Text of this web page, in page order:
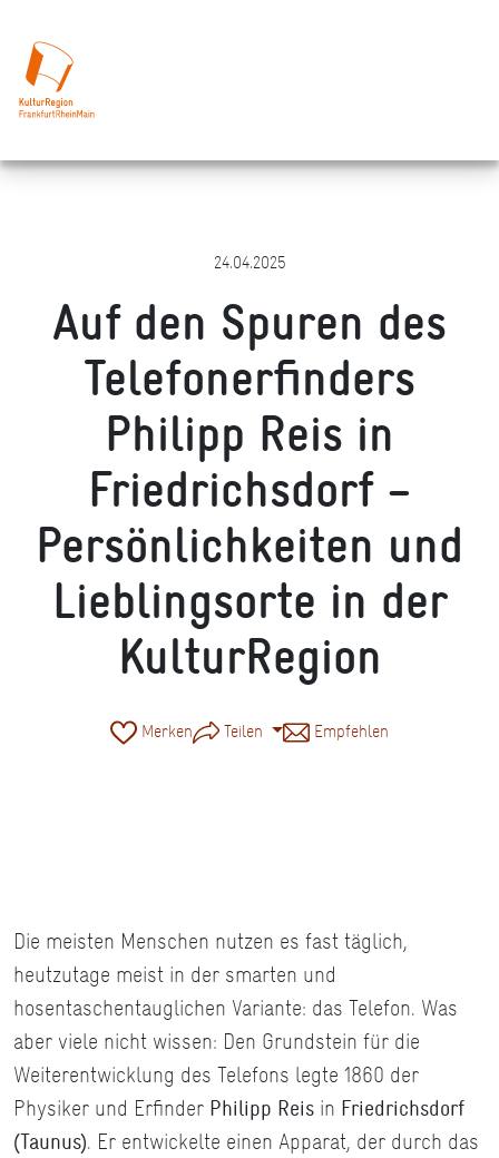
24.04.2025
Auf den Spuren des
Telefonerfinders
Philipp Reis in
Friedrichsdorf –
Persönlichkeiten und
Lieblingsorte in der
KulturRegion
Merken Teilen Empfehlen
Die meisten Menschen nutzen es fast täglich,
heutzutage meist in der smarten und
hosentaschentauglichen Variante: das Telefon. Was
aber viele nicht wissen: Den Grundstein für die
Weiterentwicklung des Telefons legte 1860 der
Physiker und Erfinder Philipp Reis in Friedrichsdorf
(Taunus). Er entwickelte einen Apparat, der durch das